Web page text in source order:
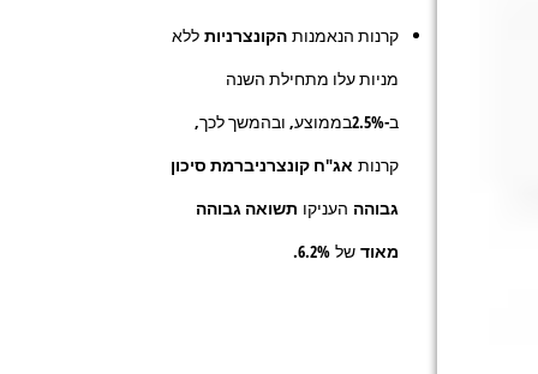
קרנות הנאמנות הקונצרניות ללא
מניות עלו מתחילת השנה
ב-2.5%בממוצע, ובהמשך לכך,
קרנות אג"ח קונצרניברמת סיכון
גבוהה העניקו תשואה גבוהה
מאוד של 6.2%
.